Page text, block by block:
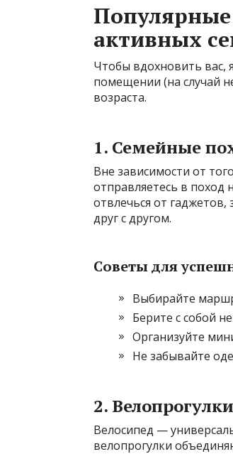
активных
Чтобы вдохновить вас,
помещении (на случай
возраста.
1. Семейные
Вне зависимости от
отправляетесь в поход
отвлечься от
друг с другом.
Советы для
Выбирайте
Берите с собой
Организуйте
Не забывайте
2. Велопрогулки
Велосипед —
велопрогулки